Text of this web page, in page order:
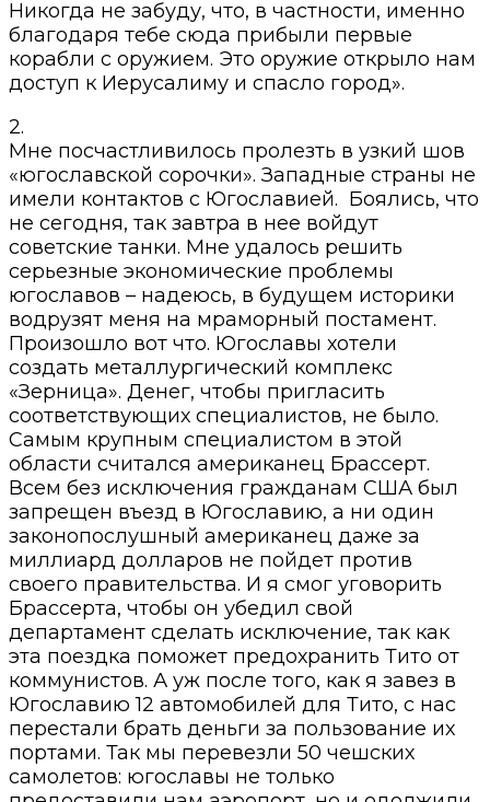
Никогда не забуду, что, в частности, именно
благодаря тебе сюда прибыли первые
корабли с оружием. Это оружие открыло нам
доступ к Иерусалиму и спасло город».
2.
Мне посчастливилось пролезть в узкий шов
«югославской сорочки». Западные страны не
имели контактов с Югославией. Боялись, что
не сегодня, так завтра в нее войдут
советские танки. Мне удалось решить
серьезные экономические проблемы
югославов – надеюсь, в будущем историки
водрузят меня на мраморный постамент.
Произошло вот что. Югославы хотели
создать металлургический комплекс
«Зерница». Денег, чтобы пригласить
соответствующих специалистов, не было.
Самым крупным специалистом в этой
области считался американец Брассерт.
Всем без исключения гражданам США был
запрещен въезд в Югославию, а ни один
законопослушный американец даже за
миллиард долларов не пойдет против
своего правительства. И я смог уговорить
Брассерта, чтобы он убедил свой
департамент сделать исключение, так как
эта поездка поможет предохранить Тито от
коммунистов. А уж после того, как я завез в
Югославию 12 автомобилей для Тито, с нас
перестали брать деньги за пользование их
портами. Так мы перевезли 50 чешских
самолетов: югославы не только